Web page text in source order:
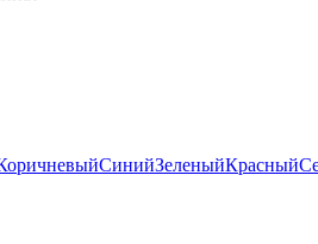
СинийЗеленыйКрасный